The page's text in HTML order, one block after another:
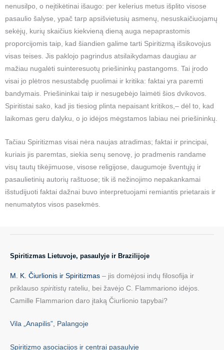
nenusilpo, o neįtikėtinai išaugo: per kelerius metus išplito visose
pasaulio šalyse, ypač tarp apsišvietusių asmenų, nesuskaičiuojamų
sekėjų, kurių skaičius kiekvieną dieną auga nepaprastomis
proporcijomis taip, kad šiandien galime tarti Spiritizmą išsikovojus
visas teises. Jis paklojo pagrindus atsilaikydamas daugiau ar
mažiau nugalėti suinteresuotų priešininkų pastangoms. Tai įrodo
visai jo plėtros nesustabdę puolimai ir kritika: faktai yra paremti
bandymais. Priešininkai taip ir nesugebėjo laimėti šios dvikovos.
Spiritistai sako, kad jis tiesiog plinta nepaisant kritikos,– dėl to, kad
laikomas geru dalyku, o jo idėjos mėgstamos labiau nei priešininkų.
Tačiau Spiritizmas visai nėra naujas atradimas; faktai ir principai,
kuriais jis paremtas, siekia senų senovę, jo pradmenis randame
visų tautų tikėjimuose, visose religijose, daugumoje šventųjų ir
pasaulietinių autorių raštuose; tik iš nežinojimo nepakankamai
išstudijuoti faktai dažnai buvo interpretuojami remiantis prietarais ir
nenumatytos visos pasekmės.
Spiritizmas Lietuvoje, pasaulyje ir Brazilijoje
M. K. Čiurlionis ir Spiritizmas – jis domėjosi indų filosofija ir
priklauso spiritistų rateliu, bei žavėjo C. Flammariono idėjos.
Camille Flammarion daro įtaką Čiurlionio tapybai?
Vila „Anapilis”, Palangoje
Spiritizmo asociacijos ir centrai pasaulyje